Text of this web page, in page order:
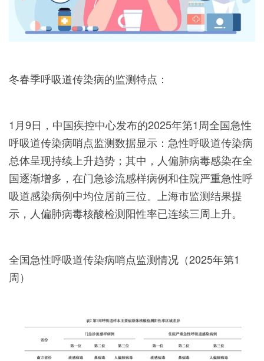
冬春季呼吸道传染病的监测特点：
1月9日，中国疾控中心发布的2025年第1周全国急性
呼吸道传染病哨点监测数据显示：急性呼吸道传染病
总体呈现持续上升趋势；其中，人偏肺病毒感染在全
国逐渐增多，在门急诊流感样病例和住院严重急性呼
吸道感染病例中均位居前三位。上海市监测结果提
示，人偏肺病毒核酸检测阳性率已连续三周上升。
全国急性呼吸道传染病哨点监测情况（2025年第1
周）